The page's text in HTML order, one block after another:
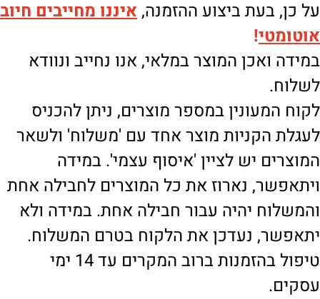
על כן, בעת ביצוע ההזמנה, איננו מחייבים חיוב
אוטומטי!
במידה ואכן המוצר במלאי, אנו נחייב ונוודא
לשלוח.
לקוח המעונין במספר מוצרים, ניתן להכניס
לעגלת הקניות מוצר אחד עם 'משלוח' ולשאר
המוצרים יש לציין 'איסוף עצמי'. במידה
ויתאפשר, נארוז את כל המוצרים לחבילה אחת
והמשלוח יהיה עבור חבילה אחת. במידה ולא
יתאפשר, נעדכן את הלקוח בטרם המשלוח.
טיפול בהזמנות ברוב המקרים עד 14 ימי
עסקים.